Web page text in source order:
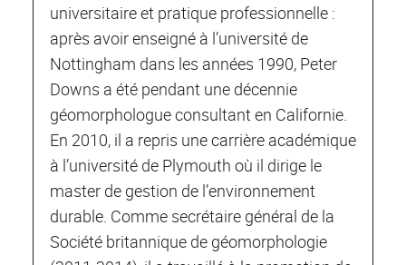
universitaire et pratique professionnelle :
après avoir enseigné à l’université de
Nottingham dans les années 1990, Peter
Downs a été pendant une décennie
géomorphologue consultant en Californie.
En 2010, il a repris une carrière académique
à l’université de Plymouth où il dirige le
master de gestion de l’environnement
durable. Comme secrétaire général de la
Société britannique de géomorphologie